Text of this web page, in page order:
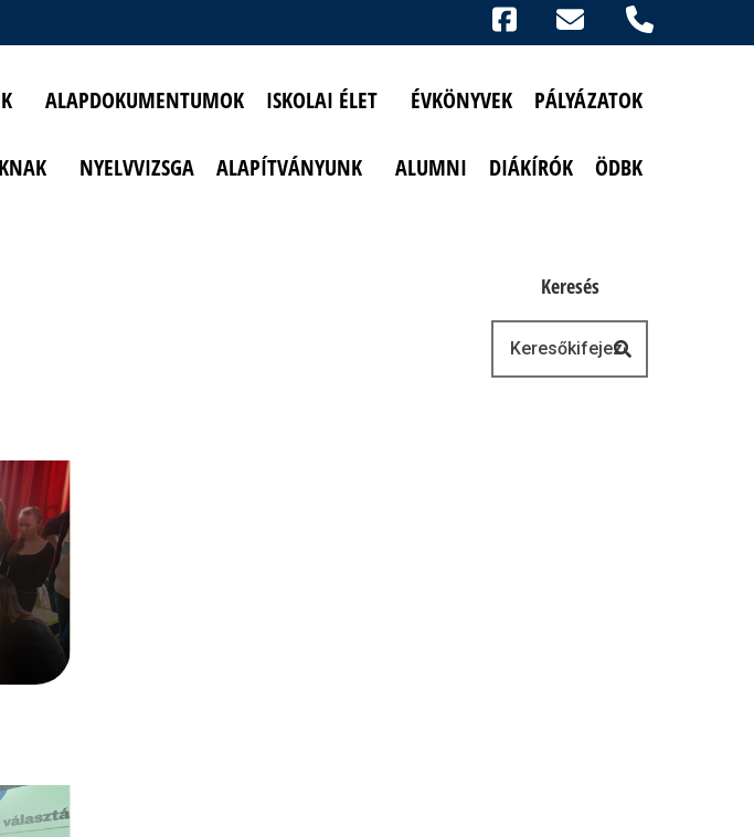
ALAPDOKUMENTUMOK ISKOLAI ÉLET ÉVKÖNYVEK PÁLYÁZATOK
NYELVVIZSGA ALAPÍTVÁNYUNK ALUMNI DIÁKÍRÓK ÖDBK
Keresés